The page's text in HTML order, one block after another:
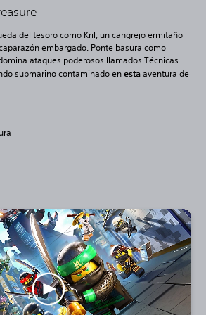
del tesoro como Kril, un cangrejo ermitaño
embargado. Ponte basura como
ataques poderosos llamados Técnicas
submarino contaminado enestaaventura de